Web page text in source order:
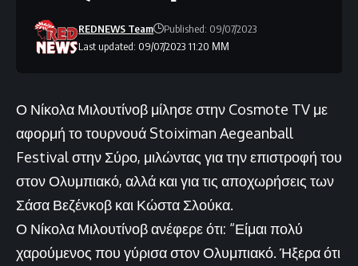
Last updated: 09/07/2023 11:20 ΜΜ
REDNEWS Team Published: 09/07/2023
Ο Νίκολα Μιλουτίνοβ μίλησε στην Cosmote TV με
αφορμή το τουρνουά Stoiximan Aegeanball
Festival στην Σύρο, μιλώντας για την επιστροφή του
στον Ολυμπιακό, αλλά και για τις αποχωρήσεις των
Σάσα Βεζένκοβ και Κώστα Σλούκα.
Ο Νίκολα Μιλουτίνοβ ανέφερε ότι: “Είμαι πολύ
χαρούμενος που γύρισα στον Ολυμπιακό. Ήξερα ότι